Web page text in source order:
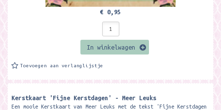
€ 0,95
In winkelwagen
Toevoegen aan verlanglijstje
Kerstkaart 'Fijne Kerstdagen' - Meer Leuks
Een mooie Kerstkaart van Meer Leuks met de tekst 'Fijne Kerstdagen